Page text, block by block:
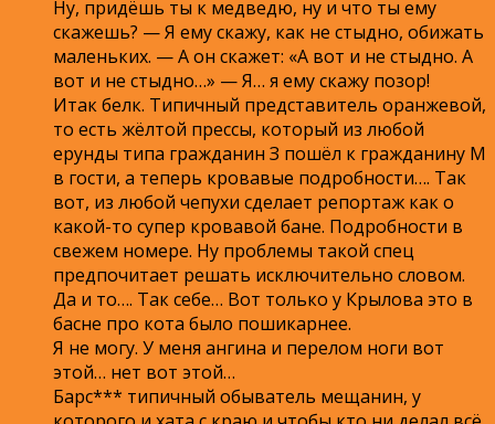
Ну, придёшь ты к медведю, ну и что ты ему
скажешь? — Я ему скажу, как не стыдно, обижать
маленьких. — А он скажет: «А вот и не стыдно. А
вот и не стыдно…» — Я… я ему скажу позор!
Итак белк. Типичный представитель оранжевой,
то есть жёлтой прессы, который из любой
ерунды типа гражданин З пошёл к гражданину М
в гости, а теперь кровавые подробности…. Так
вот, из любой чепухи сделает репортаж как о
какой-то супер кровавой бане. Подробности в
свежем номере. Ну проблемы такой спец
предпочитает решать исключительно словом.
Да и то…. Так себе… Вот только у Крылова это в
басне про кота было пошикарнее.
Я не могу. У меня ангина и перелом ноги вот
этой… нет вот этой…
Барс*** типичный обыватель мещанин, у